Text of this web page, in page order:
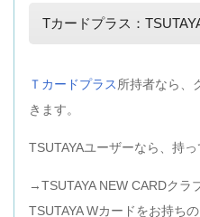
Tカードプラス：
Ｔカードプラス所持者なら、
きます。
TSUTAYAユーザーなら、持
→TSUTAYA NEW CARDクラ
TSUTAYA Wカードをお持ち